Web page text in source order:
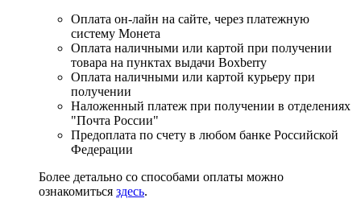
Оплата он-лайн на сайте, через платежную
систему Монета
Оплата наличными или картой при получении
товара на пунктах выдачи Boxberry
Оплата наличными или картой курьеру при
получении
Наложенный платеж при получении в отделениях
"Почта России"
Предоплата по счету в любом банке Российской
Федерации
Более детально со способами оплаты можно
ознакомиться здесь.